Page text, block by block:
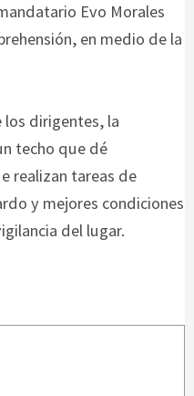
Evo Morales
en medio de la
los dirigentes, la
techo que dé
realizan tareas de
y mejores condiciones
del lugar.